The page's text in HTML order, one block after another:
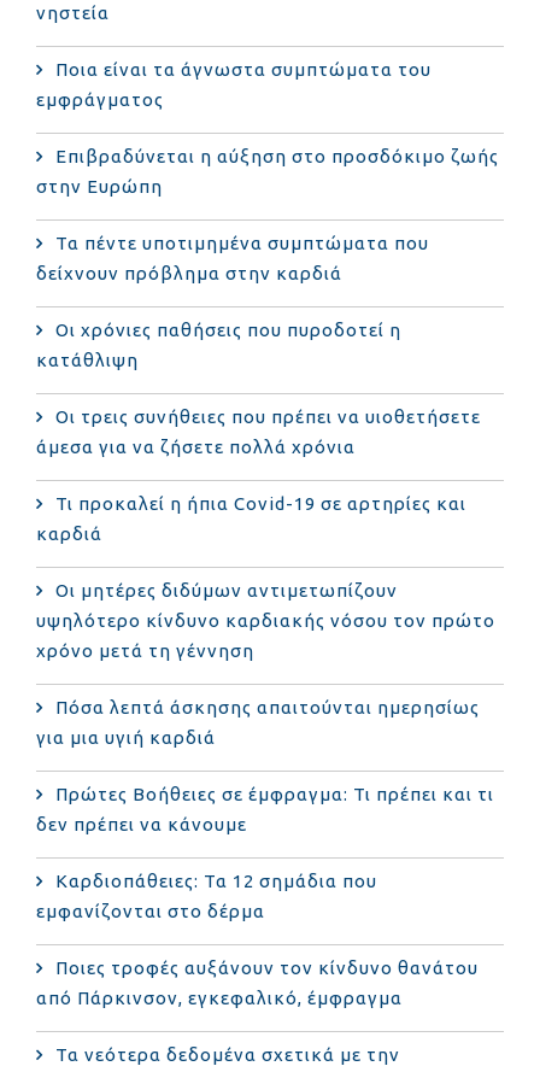
νηστεία
Ποια είναι τα άγνωστα συμπτώματα του
εμφράγματος
Επιβραδύνεται η αύξηση στο προσδόκιμο ζωής
στην Ευρώπη
Τα πέντε υποτιμημένα συμπτώματα που
δείχνουν πρόβλημα στην καρδιά
Οι χρόνιες παθήσεις που πυροδοτεί η
κατάθλιψη
Οι τρεις συνήθειες που πρέπει να υιοθετήσετε
άμεσα για να ζήσετε πολλά χρόνια
Τι προκαλεί η ήπια Covid-19 σε αρτηρίες και
καρδιά
Οι μητέρες διδύμων αντιμετωπίζουν
υψηλότερο κίνδυνο καρδιακής νόσου τον πρώτο
χρόνο μετά τη γέννηση
Πόσα λεπτά άσκησης απαιτούνται ημερησίως
για μια υγιή καρδιά
Πρώτες Βοήθειες σε έμφραγμα: Τι πρέπει και τι
δεν πρέπει να κάνουμε
Καρδιοπάθειες: Τα 12 σημάδια που
εμφανίζονται στο δέρμα
Ποιες τροφές αυξάνουν τον κίνδυνο θανάτου
από Πάρκινσον, εγκεφαλικό, έμφραγμα
Τα νεότερα δεδομένα σχετικά με την